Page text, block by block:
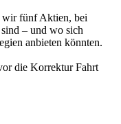
wir fünf Aktien, bei
– und wo sich
anbieten könnten.
die Korrektur Fahrt